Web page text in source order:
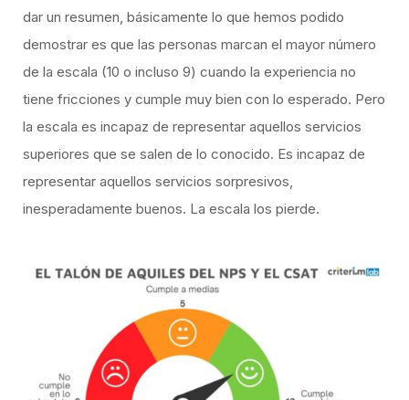
dar un resumen, básicamente lo que hemos podido
demostrar es que las personas marcan el mayor número
de la escala (10 o incluso 9) cuando la experiencia no
tiene fricciones y cumple muy bien con lo esperado. Pero
la escala es incapaz de representar aquellos servicios
superiores que se salen de lo conocido. Es incapaz de
representar aquellos servicios sorpresivos,
inesperadamente buenos. La escala los pierde.